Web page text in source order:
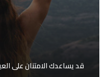
قد يساعدك الامتنان على